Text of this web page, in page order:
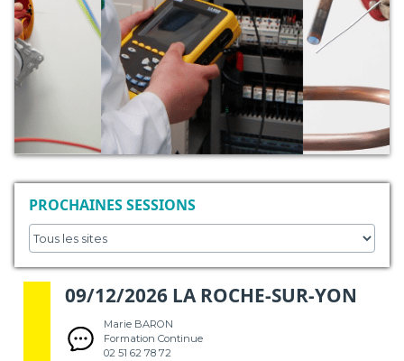
PROCHAINES SESSIONS
09/12/2026 LA ROCHE-SUR-YON
Marie BARON
Formation Continue
02 51 62 78 72